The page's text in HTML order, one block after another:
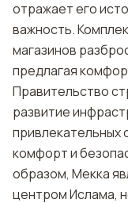
отражает его
важность.
магазинов
предлагая
Правительство
развитие
привлекательных
комфорт и
образом, Мекка
центром Ислама,